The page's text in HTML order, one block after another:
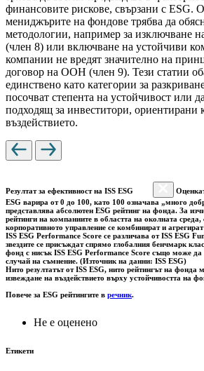
финансовите рискове, свързани с ESG.
мениджърите на фондове трябва да
методологии, например за изключване
(член 8) или включване на устойчиви
компании не вредят значително на
договор на ООН (член 9). Тези статии
единствено като категории за
посочват степента на устойчивост или
подходящ за инвеститори, ориентирани
въздействието.
Резултат за ефективност на ISS ESG
ESG варира от 0 до 100, като 100 означава „много
представлява абсолютен ESG рейтинг на фонда. За
рейтинги на компаниите в областта на околната среда,
корпоративното управление се комбинират и
ISS ESG Performance Score се различава от ISS ESG
звездите се присъждат спрямо глобалния бенчмарк
фонд с нисък ISS ESG Performance Score също може да
случай на съмнение. (Източник на данни: ISS ESG)
Нито резултатът от ISS ESG, нито рейтингът на фонда
извеждане на въздействието върху устойчивостта на
Повече за ESG рейтингите в речник.
Не е оценено
Етикети